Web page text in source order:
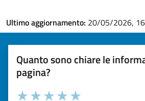
Ultimo aggiornamento: 20/05/2026,
Quanto sono chiare le
pagina?
Valuta la chiarezza delle informazioni (da 1
Seleziona il numero di stelle per